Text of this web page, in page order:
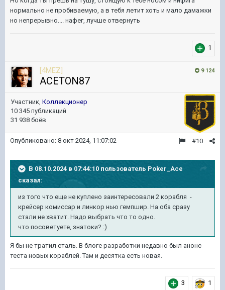
нормально не пробиваемую, а в тебя летит хоть и мало дамажки
но непрерывно.... нафег, лучше отвернуть
1
9 124
[4MEZ]
ACETON87
Участник, Коллекционер
10 345 публикаций
31 938 боёв
#10
Опубликовано: 8 окт 2024, 11:07:02
В 08.10.2024 в 07:44:10 пользователь Poker_Ace
сказал:
из того что еще не куплено заинтересовали 2 корабля -
крейсер комиссар и линкор нью гемпшир. На оба сразу
стали не хватит. Надо выбрать что то одно.
что посоветуете, знатоки? :)
Я бы не тратил сталь. В блоге разработки недавно был анонс
теста новых кораблей. Там и десятка есть новая.
3 1